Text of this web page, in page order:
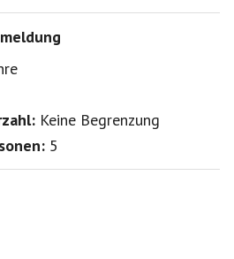
Keine Begrenzung
5